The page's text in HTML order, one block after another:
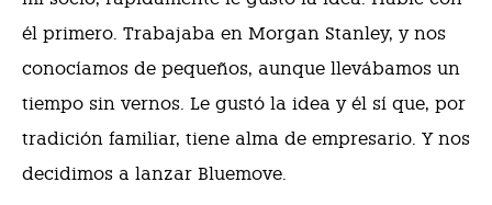
él primero. Trabajaba en Morgan Stanley, y nos
conocíamos de pequeños, aunque llevábamos un
tiempo sin vernos. Le gustó la idea y él sí que, por
tradición familiar, tiene alma de empresario. Y nos
decidimos a lanzar Bluemove.